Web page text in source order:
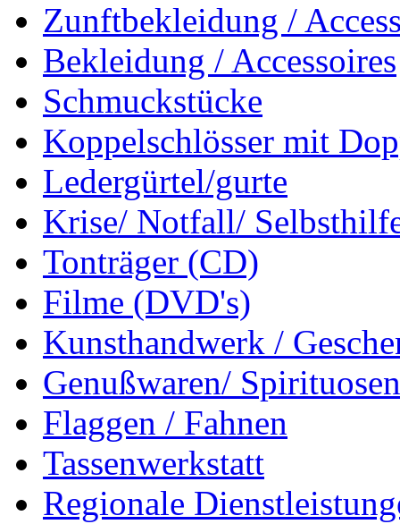
Zunftbekleidung /
Bekleidung / Accessoires
Schmuckstücke
Koppelschlösser mit
Ledergürtel/gurte
Krise/ Notfall/
Tonträger (CD)
Filme (DVD's)
Kunsthandwerk /
Genußwaren/ Spirituosen
Flaggen / Fahnen
Tassenwerkstatt
Regionale